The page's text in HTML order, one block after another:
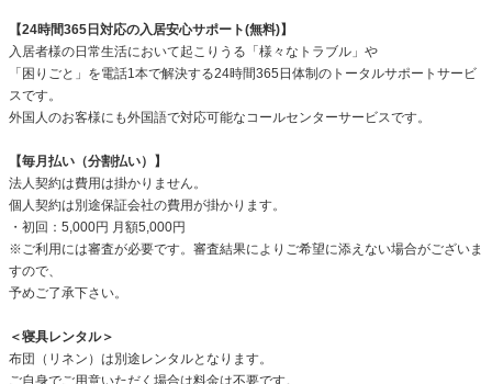
【24時間365日対応の入居安心サポート(無料)】
入居者様の日常生活において起こりうる「様々なトラブル」や
「困りごと」を電話1本で解決する24時間365日体制のトータルサポートサービ
スです。
外国人のお客様にも外国語で対応可能なコールセンターサービスです。
【毎月払い（分割払い）】
法人契約は費用は掛かりません。
個人契約は別途保証会社の費用が掛かります。
・初回：5,000円 月額5,000円
※ご利用には審査が必要です。審査結果によりご希望に添えない場合がございま
すので、
予めご了承下さい。
＜寝具レンタル＞
布団（リネン）は別途レンタルとなります。
ご自身でご用意いただく場合は料金は不要です。